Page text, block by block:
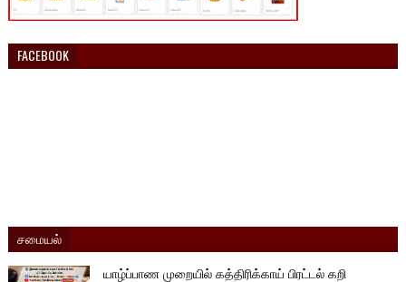
FACEBOOK
சமையல்
யாழ்ப்பாண முறையில் கத்திரிக்காய் பிரட்டல் கறி